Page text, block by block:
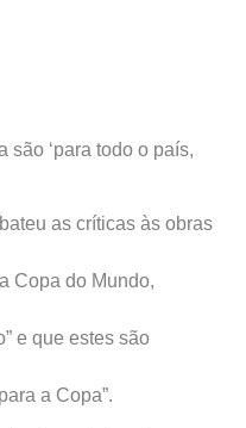
são ‘para todo o país,
as críticas às obras
Copa do Mundo,
e que estes são
a Copa”.